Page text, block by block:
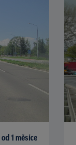
od 1 měsíce